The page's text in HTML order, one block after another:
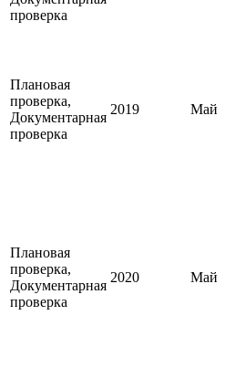
проверка
Плановая
проверка,
Документарная
проверка
2019 Май
Плановая
проверка,
Документарная
проверка
2020 Май